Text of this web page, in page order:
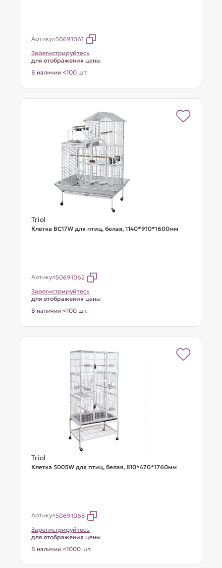
Артикул50691061
Зарегистрируйтесь
для отображения цены
В наличии <100 шт.
Triol
Клетка BC17W для птиц, белая, 1140*910*1600мм
Артикул50691062
Зарегистрируйтесь
для отображения цены
В наличии <100 шт.
Triol
Клетка 5005W для птиц, белая, 810*470*1760мм
Артикул50691068
Зарегистрируйтесь
для отображения цены
В наличии <1000 шт.